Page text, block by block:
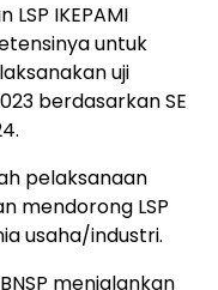
IKEPAMI
untuk
uji
berdasarkan SE
pelaksanaan
mendorong LSP
usaha/industri.
menjalankan